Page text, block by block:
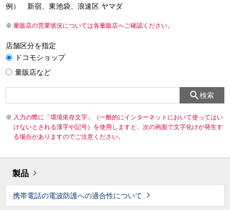
例） 新宿、東池袋、浪速区 ヤマダ
量販店の営業状況については各量販店へご確認ください。
店舗区分を指定
ドコモショップ
量販店など
検索
入力の際に「環境依存文字」（一般的にインターネットにおいて使ってはい
けないとされる漢字や記号）を使用しますと、次の画面で文字化けが発生す
る場合がありますのでご注意ください。
製品
携帯電話の電波防護への適合性について